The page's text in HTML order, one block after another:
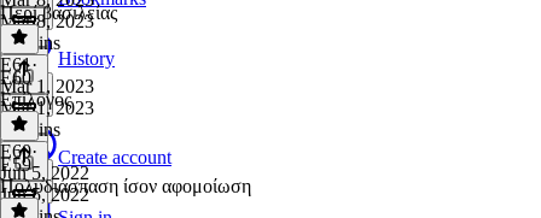
History
Create account
Mar 8, 2023
16 mins
Περί βασιλείας
E61·
Mar 1, 2023
Mar 1, 2023
16 mins
E60
Επίλογος
E60·
Jun 5, 2022
Jun 5, 2022
E59
Πολυδιάσπαση ίσον αφομοίωση